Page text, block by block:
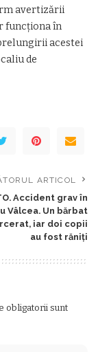
avertizării
funcționa în
acestei
de
ARTICOL
Accident grav în
Vâlcea. Un bărbat
iar doi copii
au fost răniți
obligatorii sunt